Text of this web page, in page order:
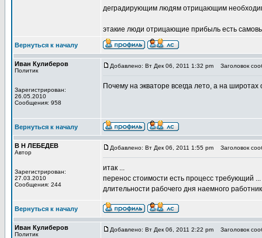
деградирующим людям отрицающим
этакие люди отрицающие прибыль есть
Вернуться к началу
Иван Кулиберов
Политик
Зарегистрирован:
26.05.2010
Сообщения: 958
Добавлено: Вт Дек 06, 2011 1:32 pm Заголовок
Почему на экваторе всегда лето, а на
Вернуться к началу
В Н ЛЕБЕДЕВ
Автор
Зарегистрирован:
27.03.2010
Сообщения: 244
Добавлено: Вт Дек 06, 2011 1:55 pm Заголовок
итак ...
перенос стоимости есть процесс требующий
длительности рабочего дня наемного
Вернуться к началу
Иван Кулиберов
Политик
Добавлено: Вт Дек 06, 2011 2:22 pm Заголовок